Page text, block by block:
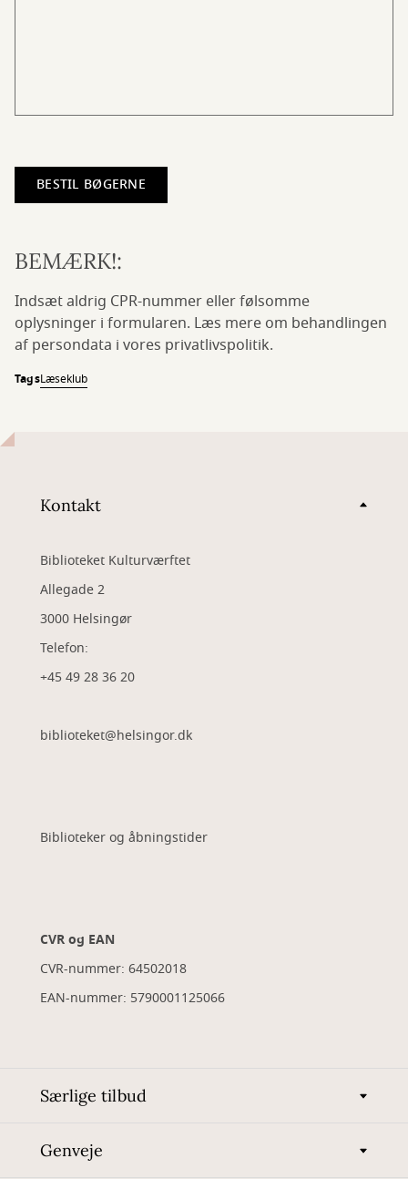
BEMÆRK!:
Indsæt aldrig CPR-nummer eller følsomme
oplysninger i formularen. Læs mere om behandlingen
af persondata i vores privatlivspolitik.
TagsLæseklub
Kontakt
Biblioteket Kulturværftet
Allegade 2
3000 Helsingør
Telefon:
+45 49 28 36 20
biblioteket@helsingor.dk
Biblioteker og åbningstider
CVR og EAN
CVR-nummer: 64502018
EAN-nummer: 5790001125066
Særlige tilbud
Genveje